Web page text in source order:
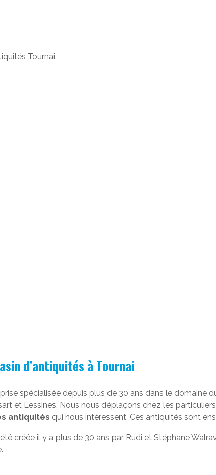
Tournai
d’antiquités à Tournai
spécialisée depuis plus de 30 ans dans le domaine
et Lessines. Nous nous déplaçons chez les
antiquités qui nous intéressent. Ces antiquités sont
créée il y a plus de 30 ans par Rudi et Stéphane